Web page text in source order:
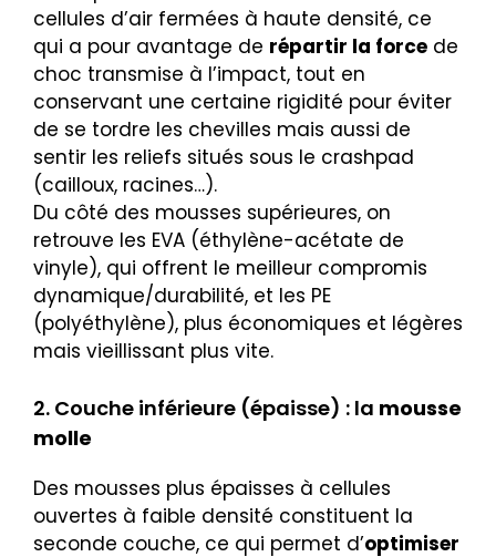
cellules d’air fermées à haute densité, ce
qui a pour avantage de répartir la force de
choc transmise à l’impact, tout en
conservant une certaine rigidité pour éviter
de se tordre les chevilles mais aussi de
sentir les reliefs situés sous le crashpad
(cailloux, racines…).
Du côté des mousses supérieures, on
retrouve les EVA (éthylène-acétate de
vinyle), qui offrent le meilleur compromis
dynamique/durabilité, et les PE
(polyéthylène), plus économiques et légères
mais vieillissant plus vite.
2. Couche inférieure (épaisse) : la mousse
molle
Des mousses plus épaisses à cellules
ouvertes à faible densité constituent la
seconde couche, ce qui permet d’optimiser